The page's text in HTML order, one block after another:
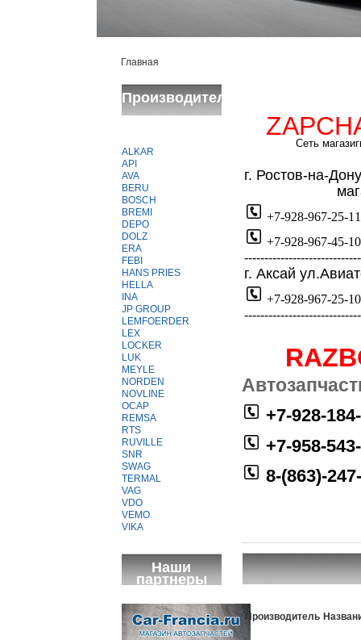
Главная
Производители
ALKAR
API
AVA
BERU
BOSCH
BREMI
DEPO
DOLZ
ERA
FEBI
HANS PRIES
HELLA
INA
JP GROUP
LEMFOERDER
LEX
LOCKER
LUK
MEYLE
NORDEN
NOVLINE
OCAP
REMSA
RTS
RUVILLE
SNR
SWAG
TERMAL
VAG
VDO
VEMO
VIKA
Наши
партнеры
Сеть
г. Ростов-на-
+7-928-967-25-11
+7-928-967-45-10
г. Аксай
+7-928-967-25-10
+7-928-
+7-958-
8-(863)-
Производитель